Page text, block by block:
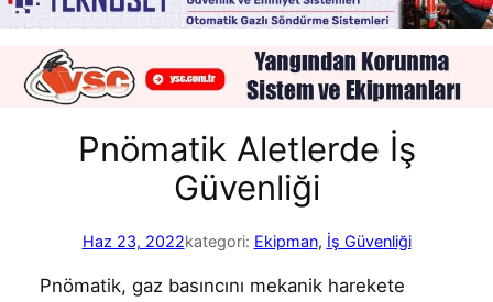
Pnömatik Aletlerde İş
Güvenliği
Haz 23, 2022kategori: Ekipman, İş Güvenliği
Pnömatik, gaz basıncını mekanik harekete